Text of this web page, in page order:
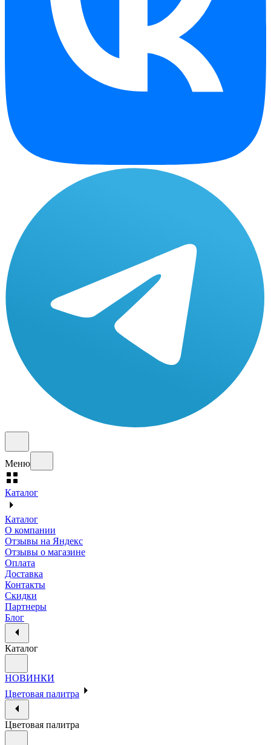
Меню
Каталог
Каталог
О компании
Отзывы на Яндекс
Отзывы о магазине
Оплата
Доставка
Контакты
Скидки
Партнеры
Блог
Каталог
НОВИНКИ
Цветовая палитра
Цветовая палитра